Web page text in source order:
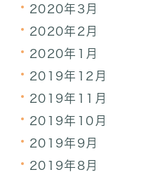
2020年3月
2020年2月
2020年1月
2019年12月
2019年11月
2019年10月
2019年9月
2019年8月